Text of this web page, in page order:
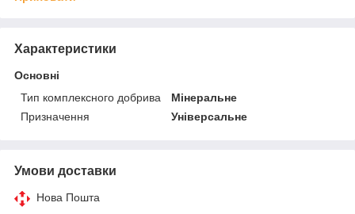
Характеристики
Основні
Тип комплексного добрива
Мінеральне
Призначення
Універсальне
Умови доставки
Нова Пошта